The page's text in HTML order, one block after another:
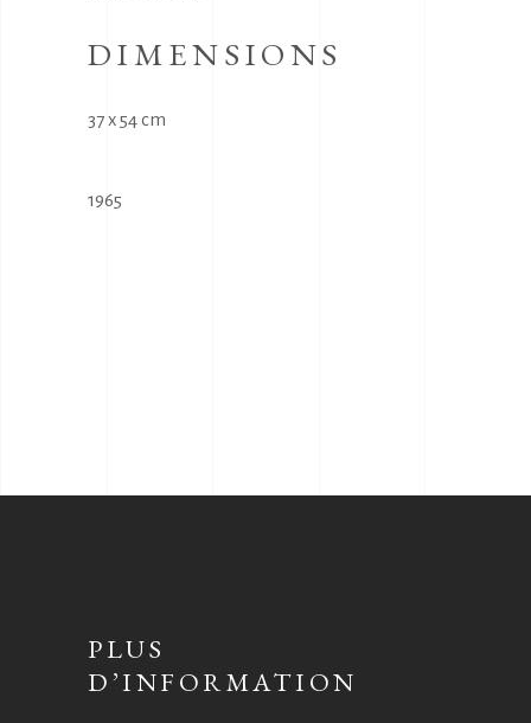
DIMENSIONS
37 x 54 cm
1965
PLUS
D’INFORMATION